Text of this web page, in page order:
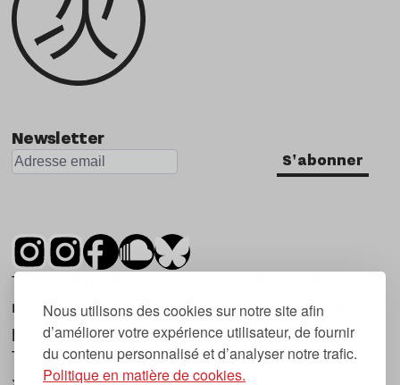
Nous utilisons des cookies sur notre site afin
d’améliorer votre expérience utilisateur, de fournir
du contenu personnalisé et d’analyser notre trafic.
Politique en matière de cookies.
Newsletter
S'abonner
Tsugi est un mensuel indépendant sur la
musique et les nouvelles tendances, dont la
première parution date de 2007.
Tsugi en japonais signifie « prochain », « suivant